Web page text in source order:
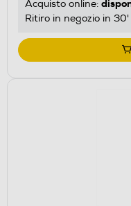
Acquisto online:
Ritiro in negozio in